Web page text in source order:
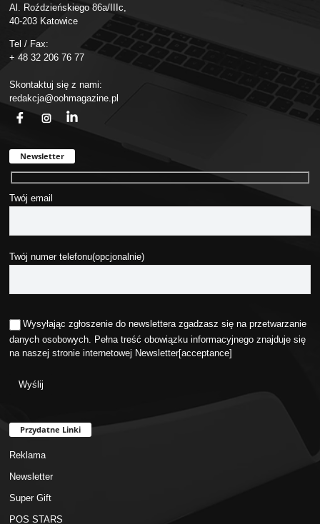
Al. Roździeńskiego 86a/IIIc,
40-203 Katowice
Tel / Fax:
+ 48 32 206 76 77
Skontaktuj się z nami:
redakcja@oohmagazine.pl
Newsletter
Twój email
Twój numer telefonu(opcjonalnie)
Wysyłając zgłoszenie do newslettera zgadzasz się na przetwarzanie
danych osobowych. Pełna treść obowiązku informacyjnego znajduje się
na naszej stronie internetowej Newsletter[acceptance]
Przydatne Linki
Reklama
Newsletter
Super Gift
POS STARS